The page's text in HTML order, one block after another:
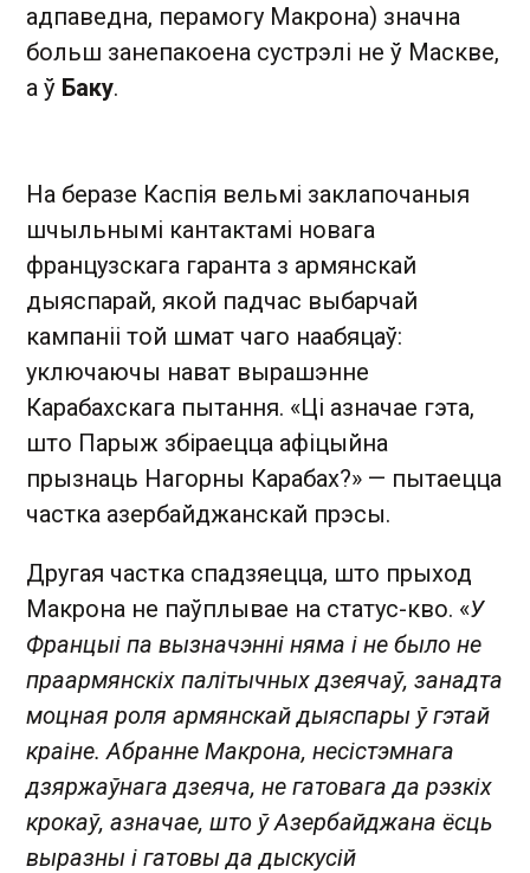
адпаведна, перамогу Макрона) значна
больш занепакоена сустрэлі не ў Маскве,
а ў Баку.
На беразе Каспія вельмі заклапочаныя
шчыльнымі кантактамі новага
французскага гаранта з армянскай
дыяспарай, якой падчас выбарчай
кампаніі той шмат чаго наабяцаў:
уключаючы нават вырашэнне
Карабахскага пытання. «Ці азначае гэта,
што Парыж збіраецца афіцыйна
прызнаць Нагорны Карабах?» — пытаецца
частка азербайджанскай прэсы.
Другая частка спадзяецца, што прыход
Макрона не паўплывае на статус-кво. «У
Францыі па вызначэнні няма і не было не
праармянскіх палітычных дзеячаў, занадта
моцная роля армянскай дыяспары ў гэтай
краіне. Абранне Макрона, несістэмнага
дзяржаўнага дзеяча, не гатовага да рэзкіх
крокаў, азначае, што ў Азербайджана ёсць
выразны і гатовы да дыскусій